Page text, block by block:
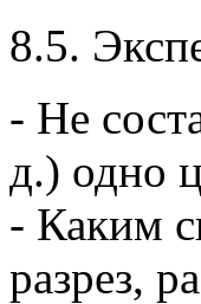
8.5.
- Не
д.) одно
- Каким
разрез,